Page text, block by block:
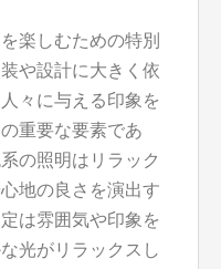
楽しむための特別
や設計に大きく依
々に与える印象を
重要な要素であ
の照明はリラック
地の良さを演出す
は雰囲気や印象を
光がリラックスし